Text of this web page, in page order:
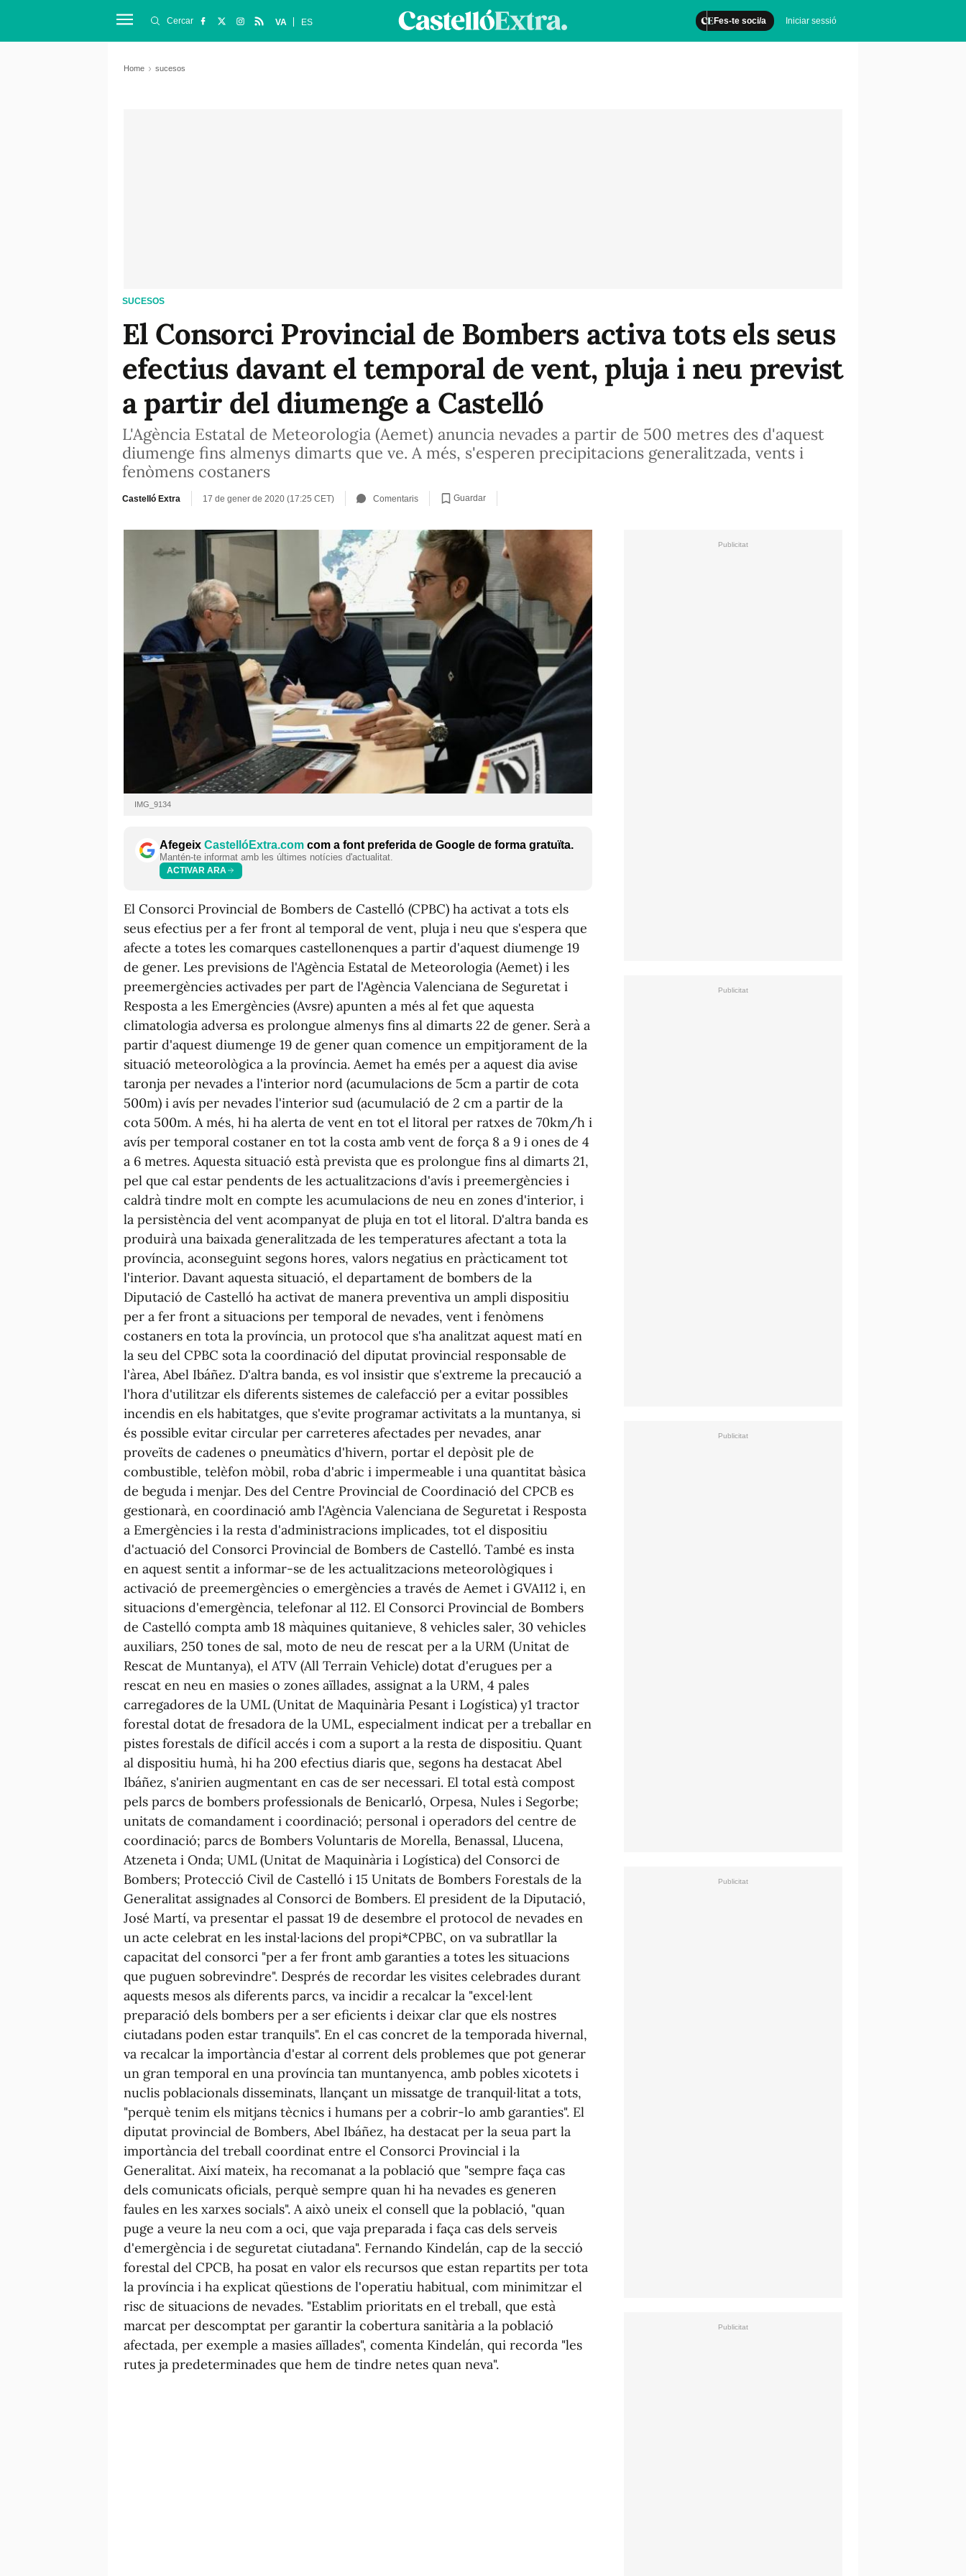
Fes-te soci/a Iniciar sessió
Cercar VA ES
Home sucesos
SUCESOS
El Consorci Provincial de Bombers activa tots els seus
efectius davant el temporal de vent, pluja i neu previst
a partir del diumenge a Castelló
L'Agència Estatal de Meteorologia (Aemet) anuncia nevades a partir de 500 metres des d'aquest
diumenge fins almenys dimarts que ve. A més, s'esperen precipitacions generalitzada, vents i
fenòmens costaners
Castelló Extra 17 de gener de 2020 (17:25 CET) Comentaris Guardar
IMG_9134
Afegeix CastellóExtra.com com a font preferida de Google de forma gratuïta.
Mantén-te informat amb les últimes notícies d'actualitat.
ACTIVAR ARA
El Consorci Provincial de Bombers de Castelló (CPBC) ha activat a tots els
seus efectius per a fer front al temporal de vent, pluja i neu que s'espera que
afecte a totes les comarques castellonenques a partir d'aquest diumenge 19
de gener. Les previsions de l'Agència Estatal de Meteorologia (Aemet) i les
preemergències activades per part de l'Agència Valenciana de Seguretat i
Resposta a les Emergències (Avsre) apunten a més al fet que aquesta
climatologia adversa es prolongue almenys fins al dimarts 22 de gener. Serà a
partir d'aquest diumenge 19 de gener quan comence un empitjorament de la
situació meteorològica a la província. Aemet ha emés per a aquest dia avise
taronja per nevades a l'interior nord (acumulacions de 5cm a partir de cota
500m) i avís per nevades l'interior sud (acumulació de 2 cm a partir de la
cota 500m. A més, hi ha alerta de vent en tot el litoral per ratxes de 70km/h i
avís per temporal costaner en tot la costa amb vent de força 8 a 9 i ones de 4
a 6 metres. Aquesta situació està prevista que es prolongue fins al dimarts 21,
pel que cal estar pendents de les actualitzacions d'avís i preemergències i
caldrà tindre molt en compte les acumulacions de neu en zones d'interior, i
la persistència del vent acompanyat de pluja en tot el litoral. D'altra banda es
produirà una baixada generalitzada de les temperatures afectant a tota la
província, aconseguint segons hores, valors negatius en pràcticament tot
l'interior. Davant aquesta situació, el departament de bombers de la
Diputació de Castelló ha activat de manera preventiva un ampli dispositiu
per a fer front a situacions per temporal de nevades, vent i fenòmens
costaners en tota la província, un protocol que s'ha analitzat aquest matí en
la seu del CPBC sota la coordinació del diputat provincial responsable de
l'àrea, Abel Ibáñez. D'altra banda, es vol insistir que s'extreme la precaució a
l'hora d'utilitzar els diferents sistemes de calefacció per a evitar possibles
incendis en els habitatges, que s'evite programar activitats a la muntanya, si
és possible evitar circular per carreteres afectades per nevades, anar
proveïts de cadenes o pneumàtics d'hivern, portar el depòsit ple de
combustible, telèfon mòbil, roba d'abric i impermeable i una quantitat bàsica
de beguda i menjar. Des del Centre Provincial de Coordinació del CPCB es
gestionarà, en coordinació amb l'Agència Valenciana de Seguretat i Resposta
a Emergències i la resta d'administracions implicades, tot el dispositiu
d'actuació del Consorci Provincial de Bombers de Castelló. També es insta
en aquest sentit a informar-se de les actualitzacions meteorològiques i
activació de preemergències o emergències a través de Aemet i GVA112 i, en
situacions d'emergència, telefonar al 112. El Consorci Provincial de Bombers
de Castelló compta amb 18 màquines quitanieve, 8 vehicles saler, 30 vehicles
auxiliars, 250 tones de sal, moto de neu de rescat per a la URM (Unitat de
Rescat de Muntanya), el ATV (All Terrain Vehicle) dotat d'erugues per a
rescat en neu en masies o zones aïllades, assignat a la URM, 4 pales
carregadores de la UML (Unitat de Maquinària Pesant i Logística) y1 tractor
forestal dotat de fresadora de la UML, especialment indicat per a treballar en
pistes forestals de difícil accés i com a suport a la resta de dispositiu. Quant
al dispositiu humà, hi ha 200 efectius diaris que, segons ha destacat Abel
Ibáñez, s'anirien augmentant en cas de ser necessari. El total està compost
pels parcs de bombers professionals de Benicarló, Orpesa, Nules i Segorbe;
unitats de comandament i coordinació; personal i operadors del centre de
coordinació; parcs de Bombers Voluntaris de Morella, Benassal, Llucena,
Atzeneta i Onda; UML (Unitat de Maquinària i Logística) del Consorci de
Bombers; Protecció Civil de Castelló i 15 Unitats de Bombers Forestals de la
Generalitat assignades al Consorci de Bombers. El president de la Diputació,
José Martí, va presentar el passat 19 de desembre el protocol de nevades en
un acte celebrat en les instal·lacions del propi*CPBC, on va subratllar la
capacitat del consorci "per a fer front amb garanties a totes les situacions
que puguen sobrevindre". Després de recordar les visites celebrades durant
aquests mesos als diferents parcs, va incidir a recalcar la "excel·lent
preparació dels bombers per a ser eficients i deixar clar que els nostres
ciutadans poden estar tranquils". En el cas concret de la temporada hivernal,
va recalcar la importància d'estar al corrent dels problemes que pot generar
un gran temporal en una província tan muntanyenca, amb pobles xicotets i
nuclis poblacionals disseminats, llançant un missatge de tranquil·litat a tots,
"perquè tenim els mitjans tècnics i humans per a cobrir-lo amb garanties". El
diputat provincial de Bombers, Abel Ibáñez, ha destacat per la seua part la
importància del treball coordinat entre el Consorci Provincial i la
Generalitat. Així mateix, ha recomanat a la població que "sempre faça cas
dels comunicats oficials, perquè sempre quan hi ha nevades es generen
faules en les xarxes socials". A això uneix el consell que la població, "quan
puge a veure la neu com a oci, que vaja preparada i faça cas dels serveis
d'emergència i de seguretat ciutadana". Fernando Kindelán, cap de la secció
forestal del CPCB, ha posat en valor els recursos que estan repartits per tota
la província i ha explicat qüestions de l'operatiu habitual, com minimitzar el
risc de situacions de nevades. "Establim prioritats en el treball, que està
marcat per descomptat per garantir la cobertura sanitària a la població
afectada, per exemple a masies aïllades", comenta Kindelán, qui recorda "les
rutes ja predeterminades que hem de tindre netes quan neva".